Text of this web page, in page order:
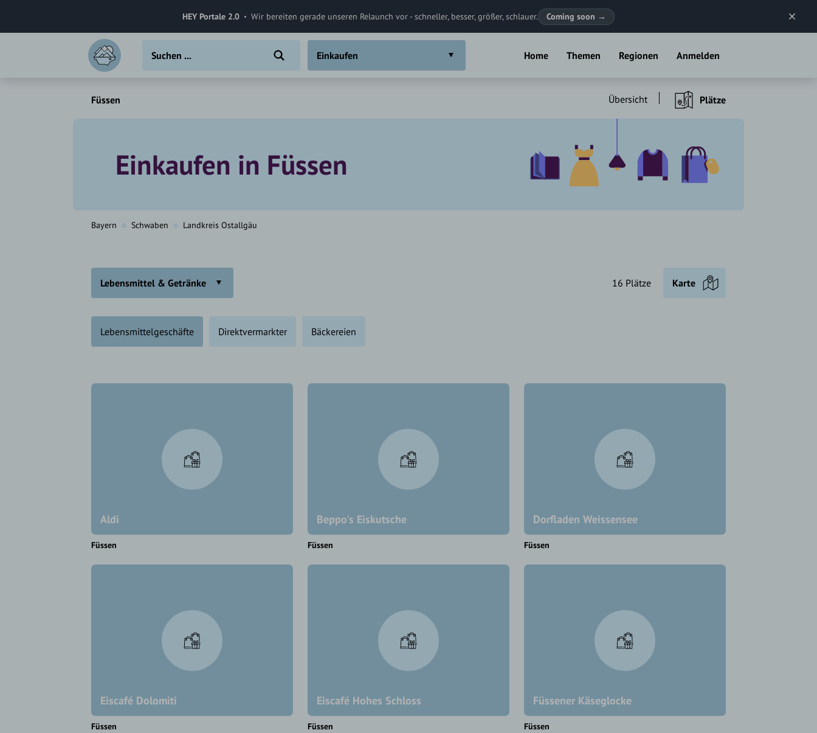
HEY Portale 2.0 Wir bereiten gerade unseren Relaunch vor - schneller, besser, größer, schlauer. Coming soon →
Home Themen Regionen Anmelden
Einkaufen
Füssen Übersicht Plätze
Einkaufen in Füssen
Bayern Schwaben Landkreis Ostallgäu
Lebensmittel & Getränke
Lebensmittelgeschäfte Direktvermarkter Bäckereien
16 Plätze Karte
Aldi
Füssen
Beppo's Eiskutsche
Füssen
Dorfladen Weissensee
Füssen
Eiscafé Dolomiti
Füssen
Eiscafé Hohes Schloss
Füssen
Füssener Käseglocke
Füssen